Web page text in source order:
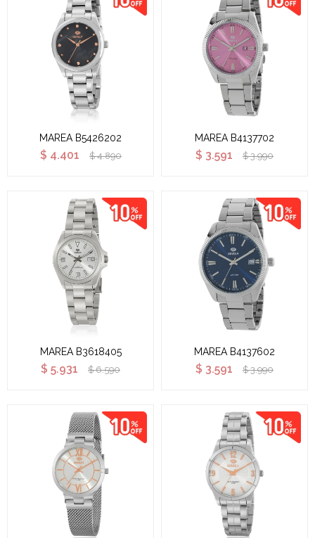
MAREA B5426202
$ 4.401 $ 4.890
MAREA B4137702
$ 3.591 $ 3.990
MAREA B3618405
$ 5.931 $ 6.590
MAREA B4137602
$ 3.591 $ 3.990